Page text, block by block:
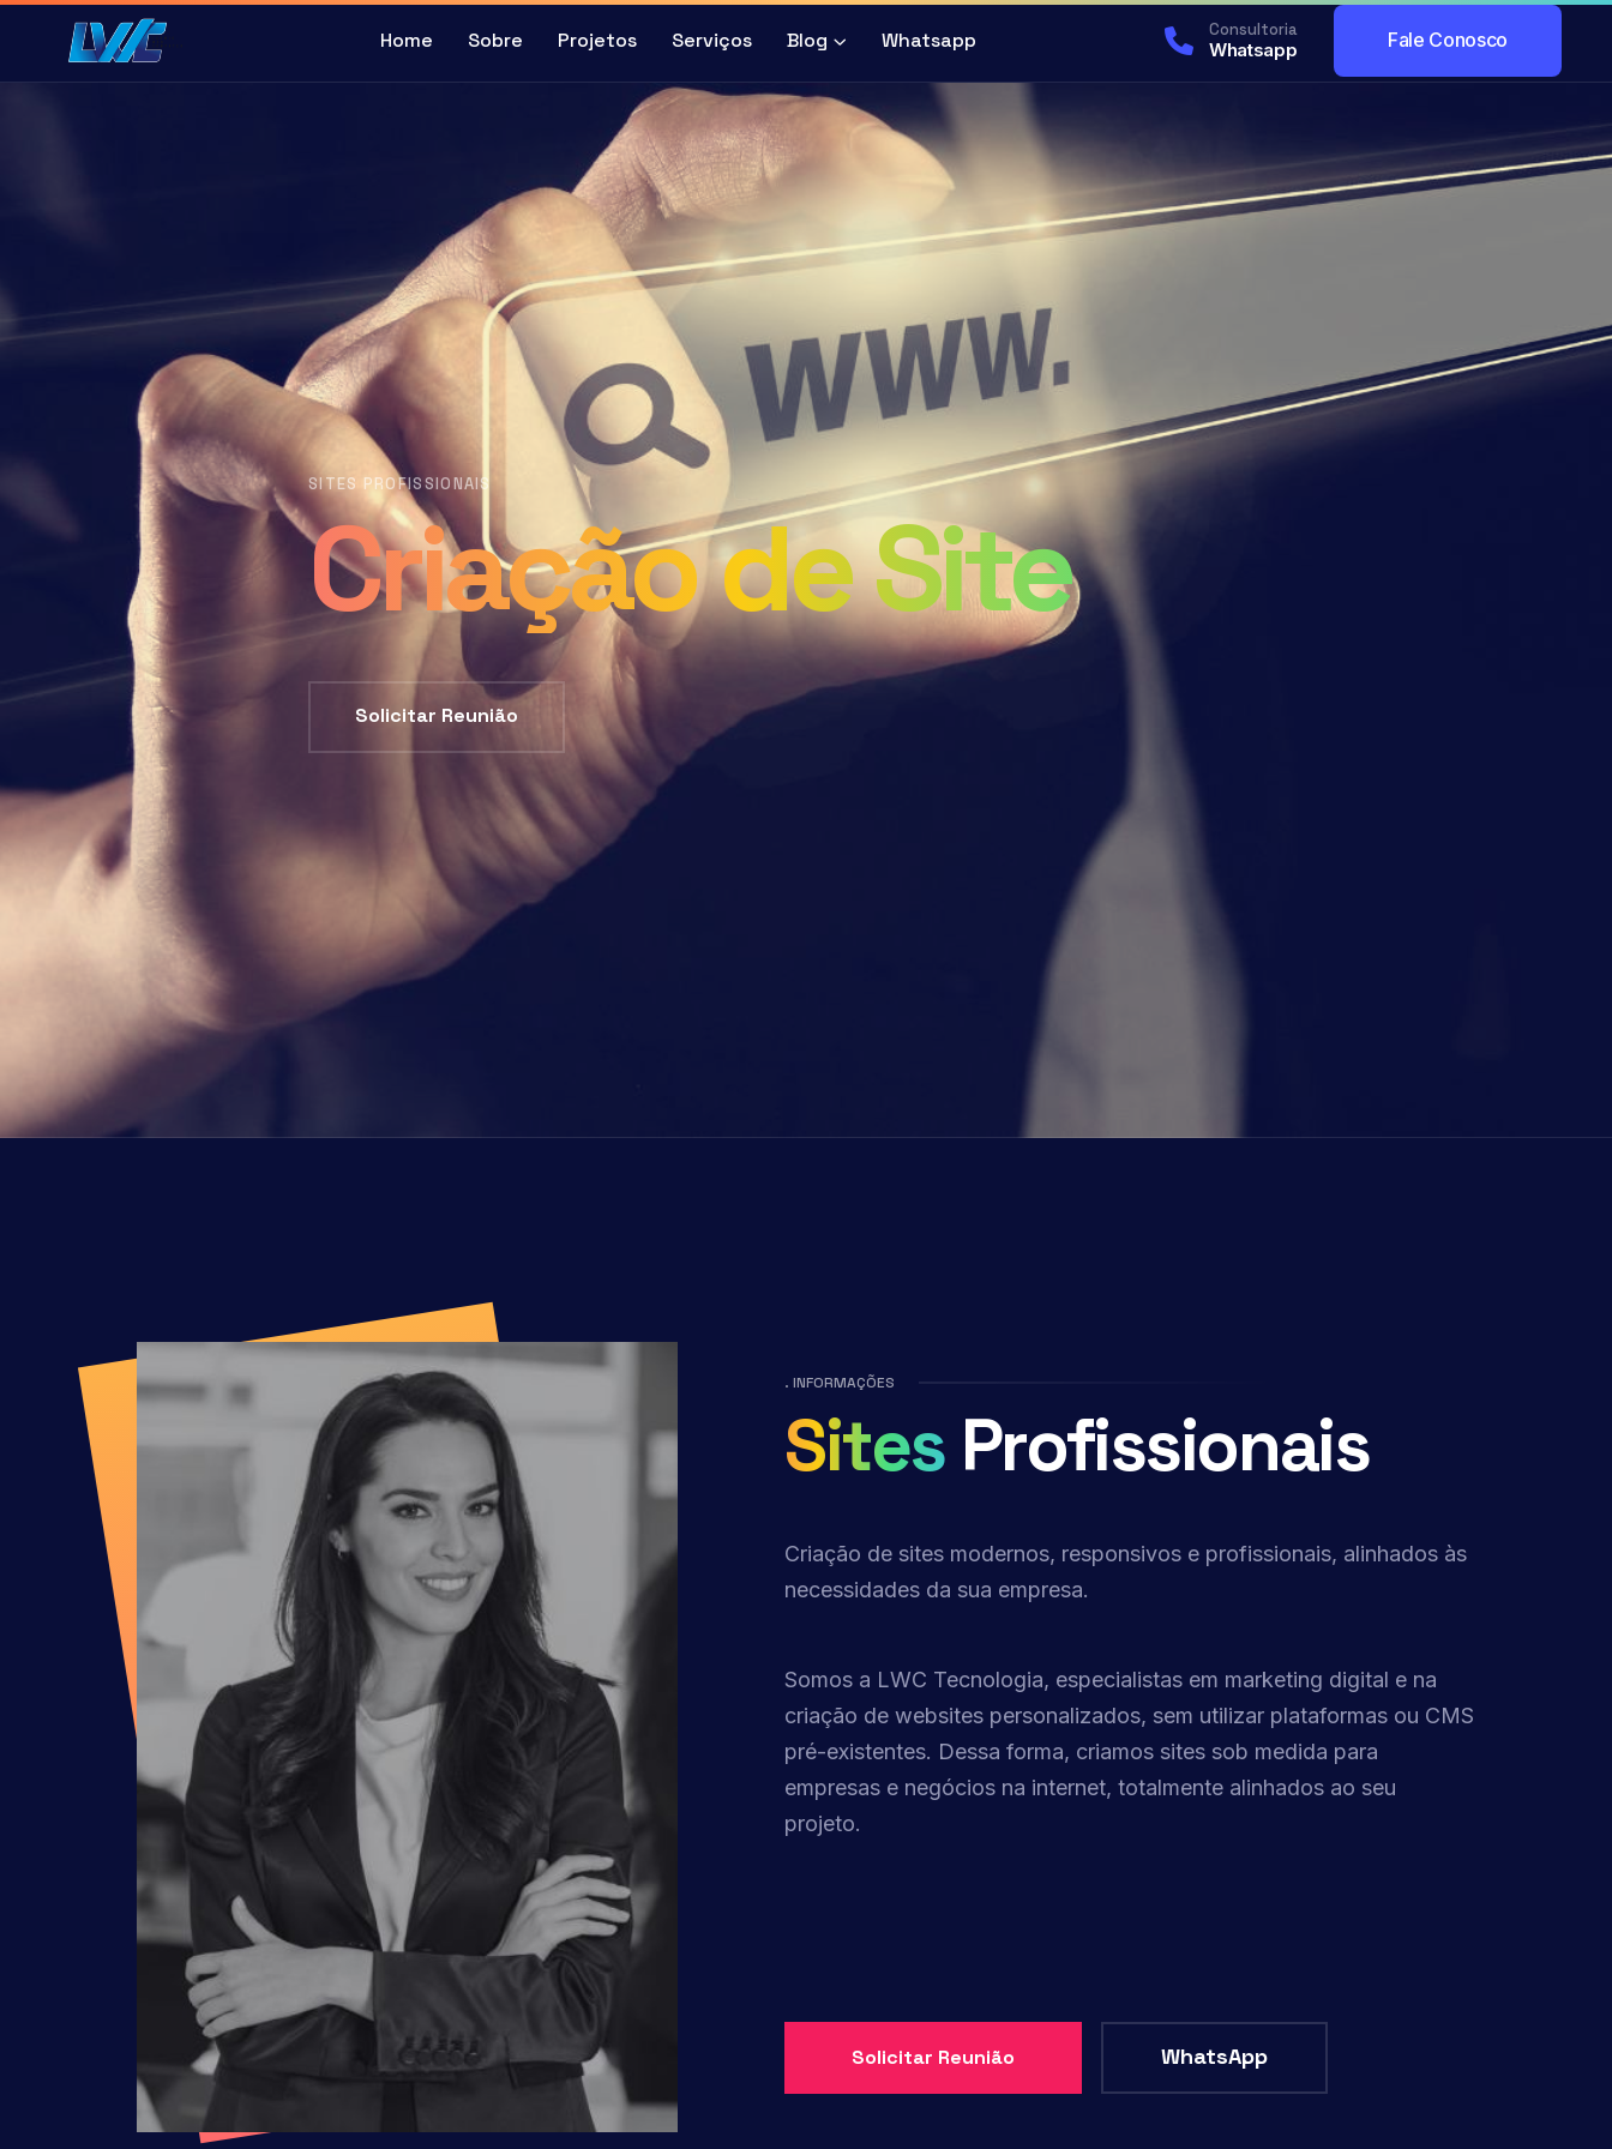
Home Sobre Projetos Serviços Blog Whatsapp Consultoria
Whatsapp Fale Conosco
SITES PROFISSIONAIS
Criação de Site
Solicitar Reunião
. INFORMAÇÕES
Sites Profissionais
Criação de sites modernos, responsivos e profissionais, alinhados às
necessidades da sua empresa.
Somos a LWC Tecnologia, especialistas em marketing digital e na
criação de websites personalizados, sem utilizar plataformas ou CMS
pré-existentes. Dessa forma, criamos sites sob medida para
empresas e negócios na internet, totalmente alinhados ao seu
projeto.
Solicitar Reunião WhatsApp